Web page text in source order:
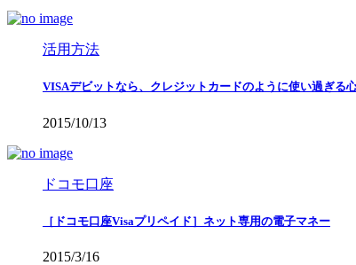
活用方法
VISAデビットなら、クレジットカードのように使い過ぎる
2015/10/13
ドコモ口座
［ドコモ口座Visaプリペイド］ネット専用の電子マネー
2015/3/16